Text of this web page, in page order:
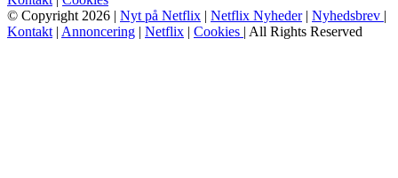
© Copyright 2026 | Nyt på Netflix | Netflix Nyheder| Nyhedsbrev |
Kontakt | Annoncering | Netflix | Cookies | All Rights Reserved